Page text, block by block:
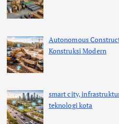
Autonomous
Konstruksi Modern
smart city,
teknologi kota